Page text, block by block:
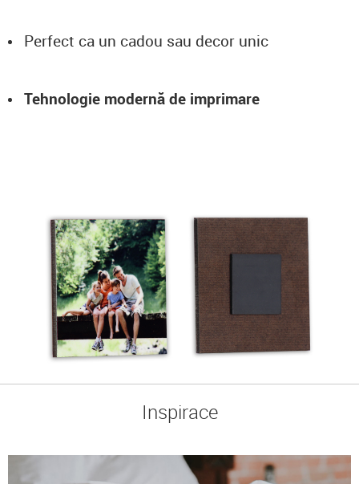
Perfect ca un cadou sau decor unic
Tehnologie modernă de imprimare
Inspirace